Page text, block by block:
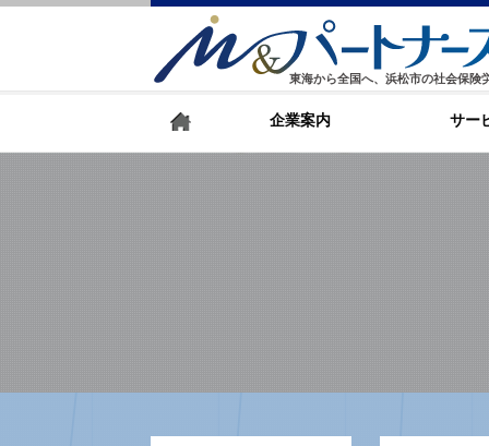
東海から全国へ、浜松市の社会保険
企業案内 サー